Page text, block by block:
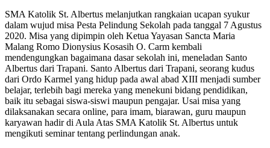
SMA Katolik St. Albertus melanjutkan rangkaian ucapan syukur
dalam wujud misa Pesta Pelindung Sekolah pada tanggal 7 Agustus
2020. Misa yang dipimpin oleh Ketua Yayasan Sancta Maria
Malang Romo Dionysius Kosasih O. Carm kembali
mendengungkan bagaimana dasar sekolah ini, meneladan Santo
Albertus dari Trapani. Santo Albertus dari Trapani, seorang kudus
dari Ordo Karmel yang hidup pada awal abad XIII menjadi sumber
belajar, terlebih bagi mereka yang menekuni bidang pendidikan,
baik itu sebagai siswa-siswi maupun pengajar. Usai misa yang
dilaksanakan secara online, para imam, biarawan, guru maupun
karyawan hadir di Aula Atas SMA Katolik St. Albertus untuk
mengikuti seminar tentang perlindungan anak.